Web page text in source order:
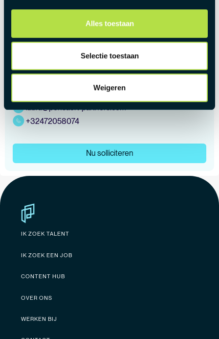
Alles toestaan
Selectie toestaan
Weigeren
Laura Smeets
laura@pensaert-partners.com
+32472058074
Nu solliciteren
IK ZOEK TALENT
IK ZOEK EEN JOB
CONTENT HUB
OVER ONS
WERKEN BIJ